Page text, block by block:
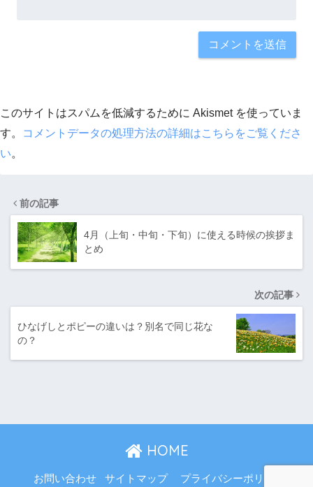
このサイトはスパムを低減するために Akismet を使っていま
す。
コメントデータの処理方法の詳細はこちらをご覧くださ
い。
前の記事
4月（上旬・中旬・下旬）に使える時候の挨拶ま
とめ
次の記事
ひなげしとポピーの違いは？別名で同じ花な
の？
HOME
お問い合わせ サイトマップ プライバシーポリシー